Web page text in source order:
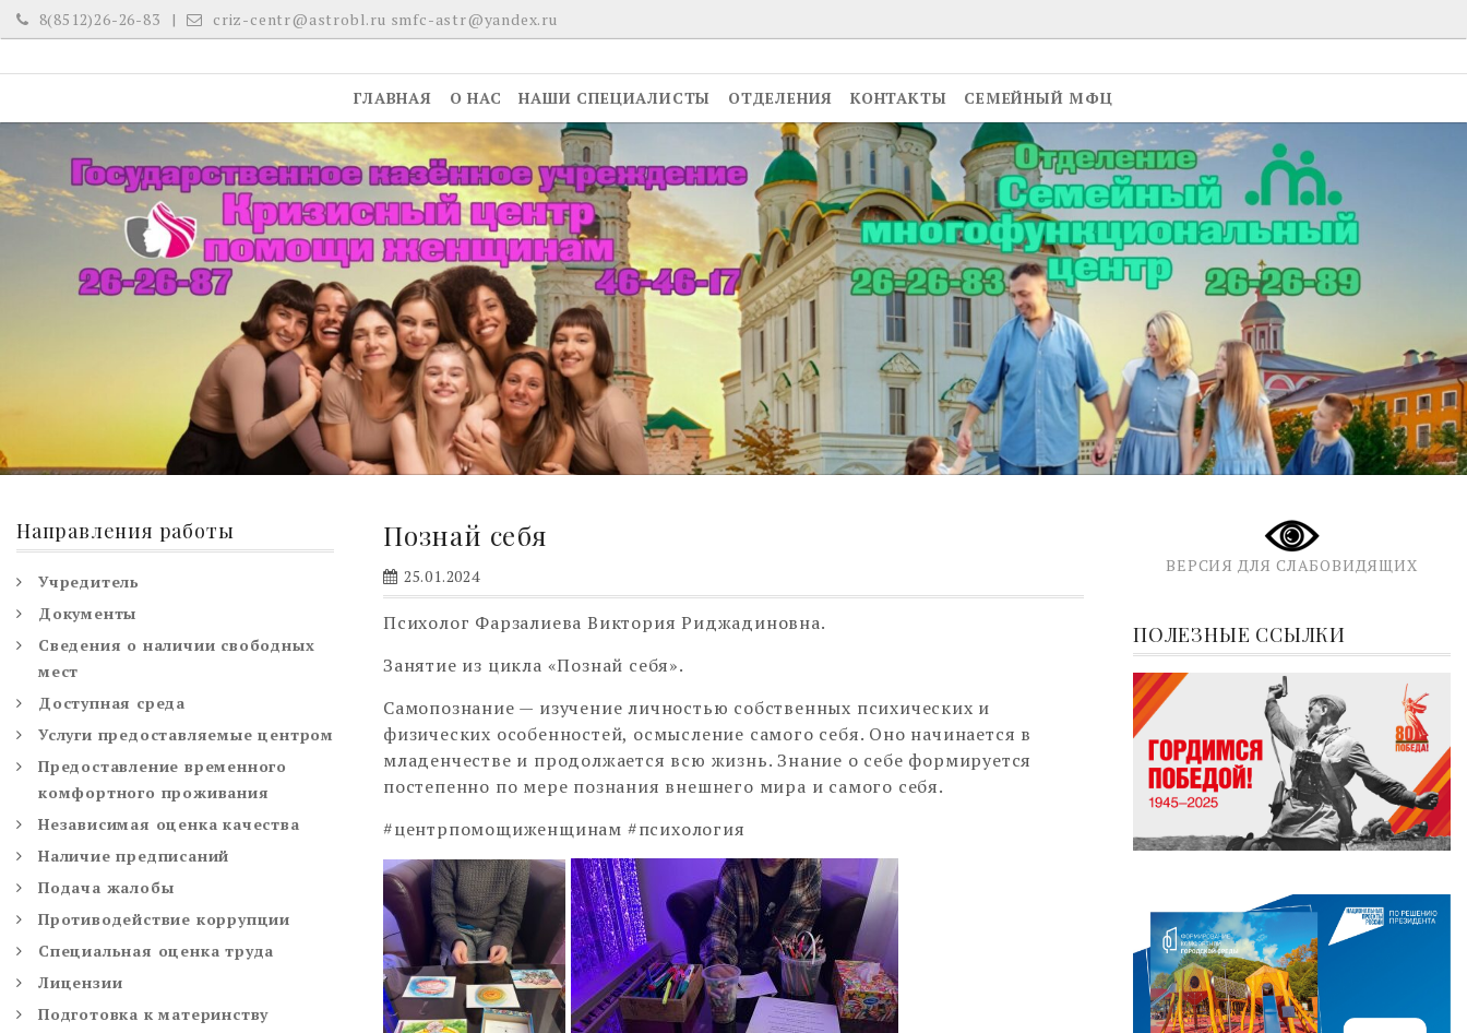
Skip
to
8(8512)26-26-83 criz-centr@astrobl.ru smfc-astr@yandex.ru
ГЛАВНАЯ О НАС НАШИ СПЕЦИАЛИСТЫ ОТДЕЛЕНИЯ КОНТАКТЫ СЕМЕЙНЫЙ МФЦ
Познай себя
25.01.2024
Психолог Фарзалиева Виктория Риджадиновна.
Занятие из цикла «Познай себя».
Самопознание — изучение личностью собственных психических и
физических особенностей, осмысление самого себя. Оно начинается в
младенчестве и продолжается всю жизнь. Знание о себе формируется
постепенно по мере познания внешнего мира и самого себя.
#центрпомощиженщинам #психология
Направления работы
Учредитель
Документы
Сведения о наличии свободных
мест
Доступная среда
Услуги предоставляемые центром
Предоставление временного
комфортного проживания
Независимая оценка качества
Наличие предписаний
Подача жалобы
Противодействие коррупции
Специальная оценка труда
Лицензии
Подготовка к материнству
ВЕРСИЯ ДЛЯ СЛАБОВИДЯЩИХ
ПОЛЕЗНЫЕ ССЫЛКИ